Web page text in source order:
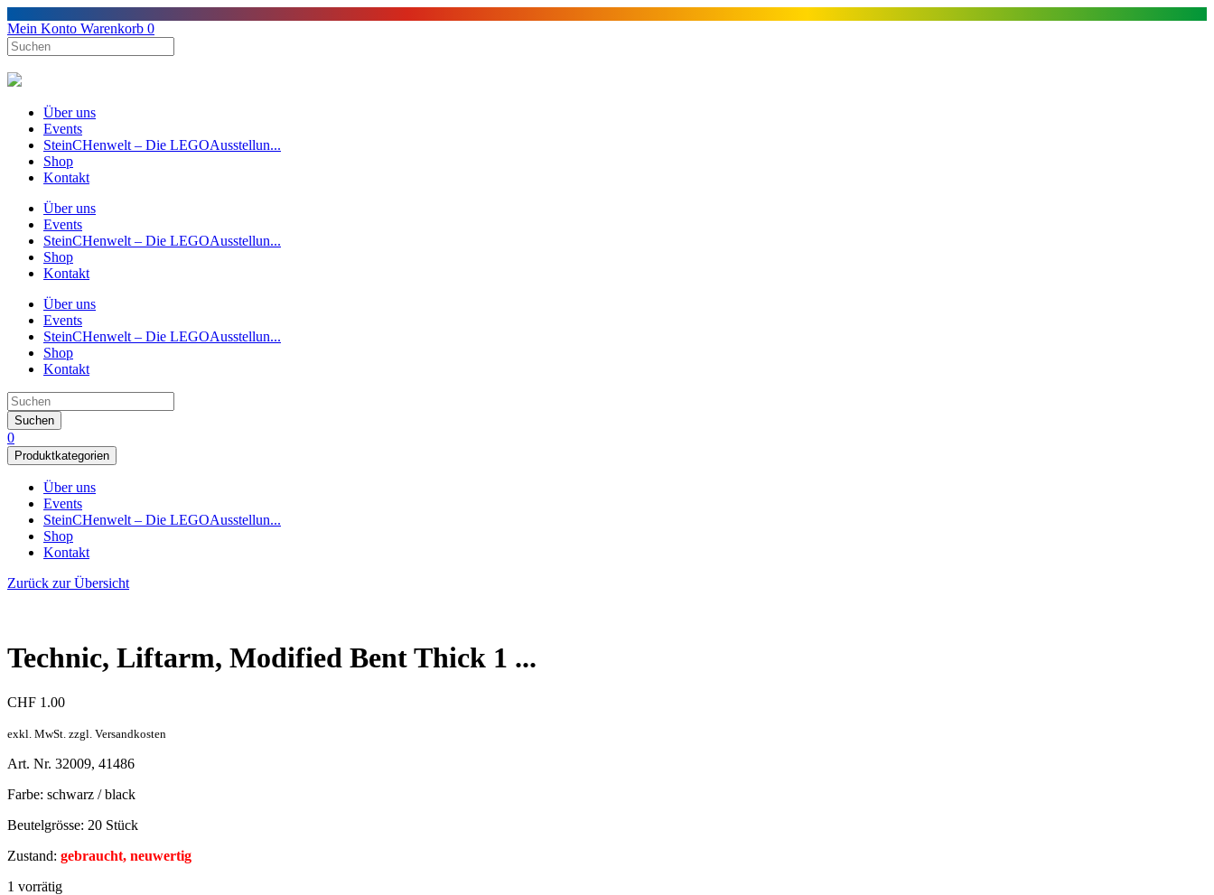
Mein Konto Warenkorb 0
Über uns
Events
SteinCHenwelt – Die LEGOAusstellun...
Shop
Kontakt
Über uns
Events
SteinCHenwelt – Die LEGOAusstellun...
Shop
Kontakt
Über uns
Events
SteinCHenwelt – Die LEGOAusstellun...
Shop
Kontakt
Suchen
0
Produktkategorien
Über uns
Events
SteinCHenwelt – Die LEGOAusstellun...
Shop
Kontakt
Zurück zur Übersicht
Technic, Liftarm, Modified Bent Thick 1 ...
CHF 1.00
exkl. MwSt. zzgl. Versandkosten
Art. Nr. 32009, 41486
Farbe: schwarz / black
Beutelgrösse: 20 Stück
Zustand: gebraucht, neuwertig
1 vorrätig